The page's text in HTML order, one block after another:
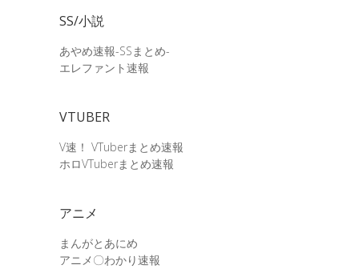
SS/小説
あやめ速報-SSまとめ-
エレファント速報
VTUBER
V速！ VTuberまとめ速報
ホロVTuberまとめ速報
アニメ
まんがとあにめ
アニメ〇わかり速報